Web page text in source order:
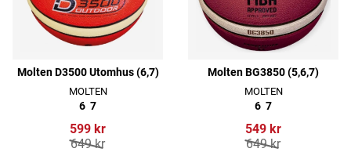
Molten D3500 Utomhus (6,7)
MOLTEN
6 7
599 kr
649 kr
Molten BG3850 (5,6,7)
MOLTEN
6 7
549 kr
649 kr